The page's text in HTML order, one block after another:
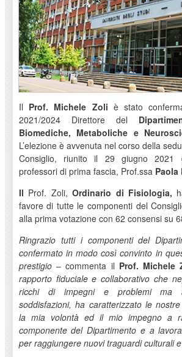
Il Prof. Michele Zoli è stato
2021/2024 Direttore del
Biomediche, Metaboliche e
L’elezione è avvenuta nel corso della
Consiglio, riunito il 29 giugno 2021
professori di prima fascia, Prof.ssa Paola
Il Prof. Zoli, Ordinario di Fisiologia,
favore di tutte le componenti del
alla prima votazione con 62 consensi su
Ringrazio tutti i componenti del
confermato in modo così convinto in
prestigio– commenta il Prof. Michele
rapporto fiduciale e collaborativo che
ricchi di impegni e problemi ma
soddisfazioni, ha caratterizzato le
la mia volontà ed il mio impegno a
componente del Dipartimento e a
per raggiungere nuovi traguardi culturali